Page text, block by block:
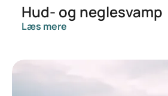
Hud- og neglesvamp
Læs mere